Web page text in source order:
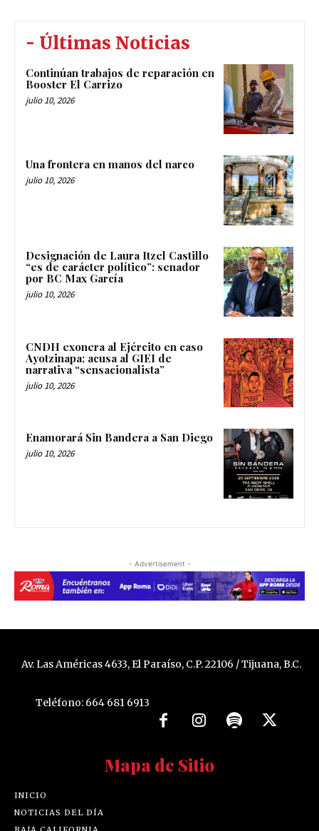
- Últimas Noticias
Continúan trabajos de reparación en
Booster El Carrizo
julio 10, 2026
Una frontera en manos del narco
julio 10, 2026
Designación de Laura Itzel Castillo
“es de carácter político”: senador
por BC Max García
julio 10, 2026
CNDH exonera al Ejército en caso
Ayotzinapa; acusa al GIEI de
narrativa “sensacionalista”
julio 10, 2026
Enamorará Sin Bandera a San Diego
julio 10, 2026
- Advertisement -
Av. Las Américas 4633, El Paraíso, C.P. 22106 / Tijuana, B.C.
Teléfono: 664 681 6913
Mapa de Sitio
INICIO
NOTICIAS DEL DÍA